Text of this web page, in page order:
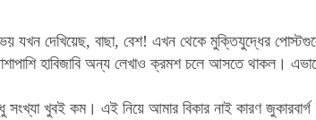
যখন দেখিয়েছ, বাছা, বেশ! এখন থেকে মুক্তিযুদ্ধের
হাবিজাবি অন্য লেখাও ক্রমশ চলে আসতে থাকল।
খুবই কম। এই নিয়ে আমার বিকার নাই কারণ